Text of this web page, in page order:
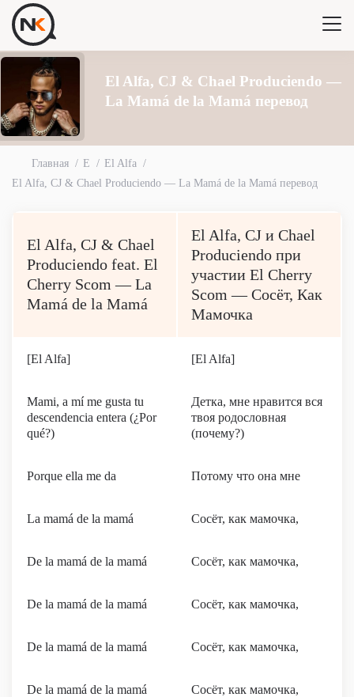
El Alfa, CJ & Chael Produciendo —
La Mamá de la Mamá перевод
Главная E
El Alfa
El Alfa, CJ & Chael Produciendo — La Mamá de la Mamá перевод
El Alfa, CJ & Chael
Produciendo feat. El
Cherry Scom — La
Mamá de la Mamá
El Alfa, CJ и Chael
Produciendo при
участии El Cherry
Scom — Сосёт, Как
Мамочка
[El Alfa] [El Alfa]
Mami, a mí me gusta tu
descendencia entera (¿Por
qué?)
Детка, мне нравится вся
твоя родословная
(почему?)
Porque ella me da Потому что она мне
La mamá de la mamá Сосёт, как мамочка,
De la mamá de la mamá Сосёт, как мамочка,
De la mamá de la mamá Сосёт, как мамочка,
De la mamá de la mamá Сосёт, как мамочка,
De la mamá de la mamá Сосёт, как мамочка,